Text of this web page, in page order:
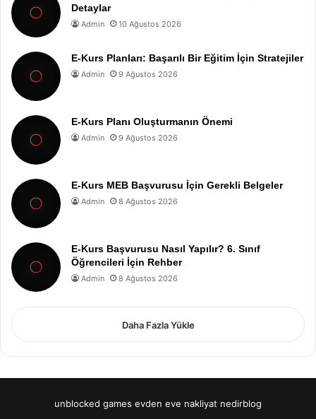
Detaylar
Admin 10 Ağustos 2026
E-Kurs Planları: Başarılı Bir Eğitim İçin Stratejiler
Admin 9 Ağustos 2026
E-Kurs Planı Oluşturmanın Önemi
Admin 9 Ağustos 2026
E-Kurs MEB Başvurusu İçin Gerekli Belgeler
Admin 8 Ağustos 2026
E-Kurs Başvurusu Nasıl Yapılır? 6. Sınıf
Öğrencileri İçin Rehber
Admin 8 Ağustos 2026
Daha Fazla Yükle
unblocked games evden eve nakliyat nedirblog